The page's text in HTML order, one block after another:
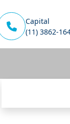
Capital
(11) 3862-